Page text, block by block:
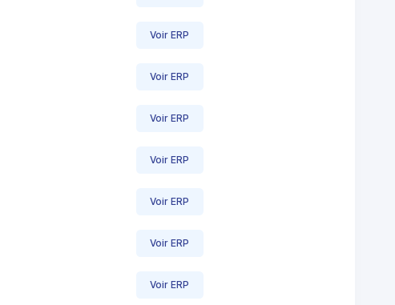
Voir ERP
Voir ERP
Voir ERP
Voir ERP
Voir ERP
Voir ERP
Voir ERP